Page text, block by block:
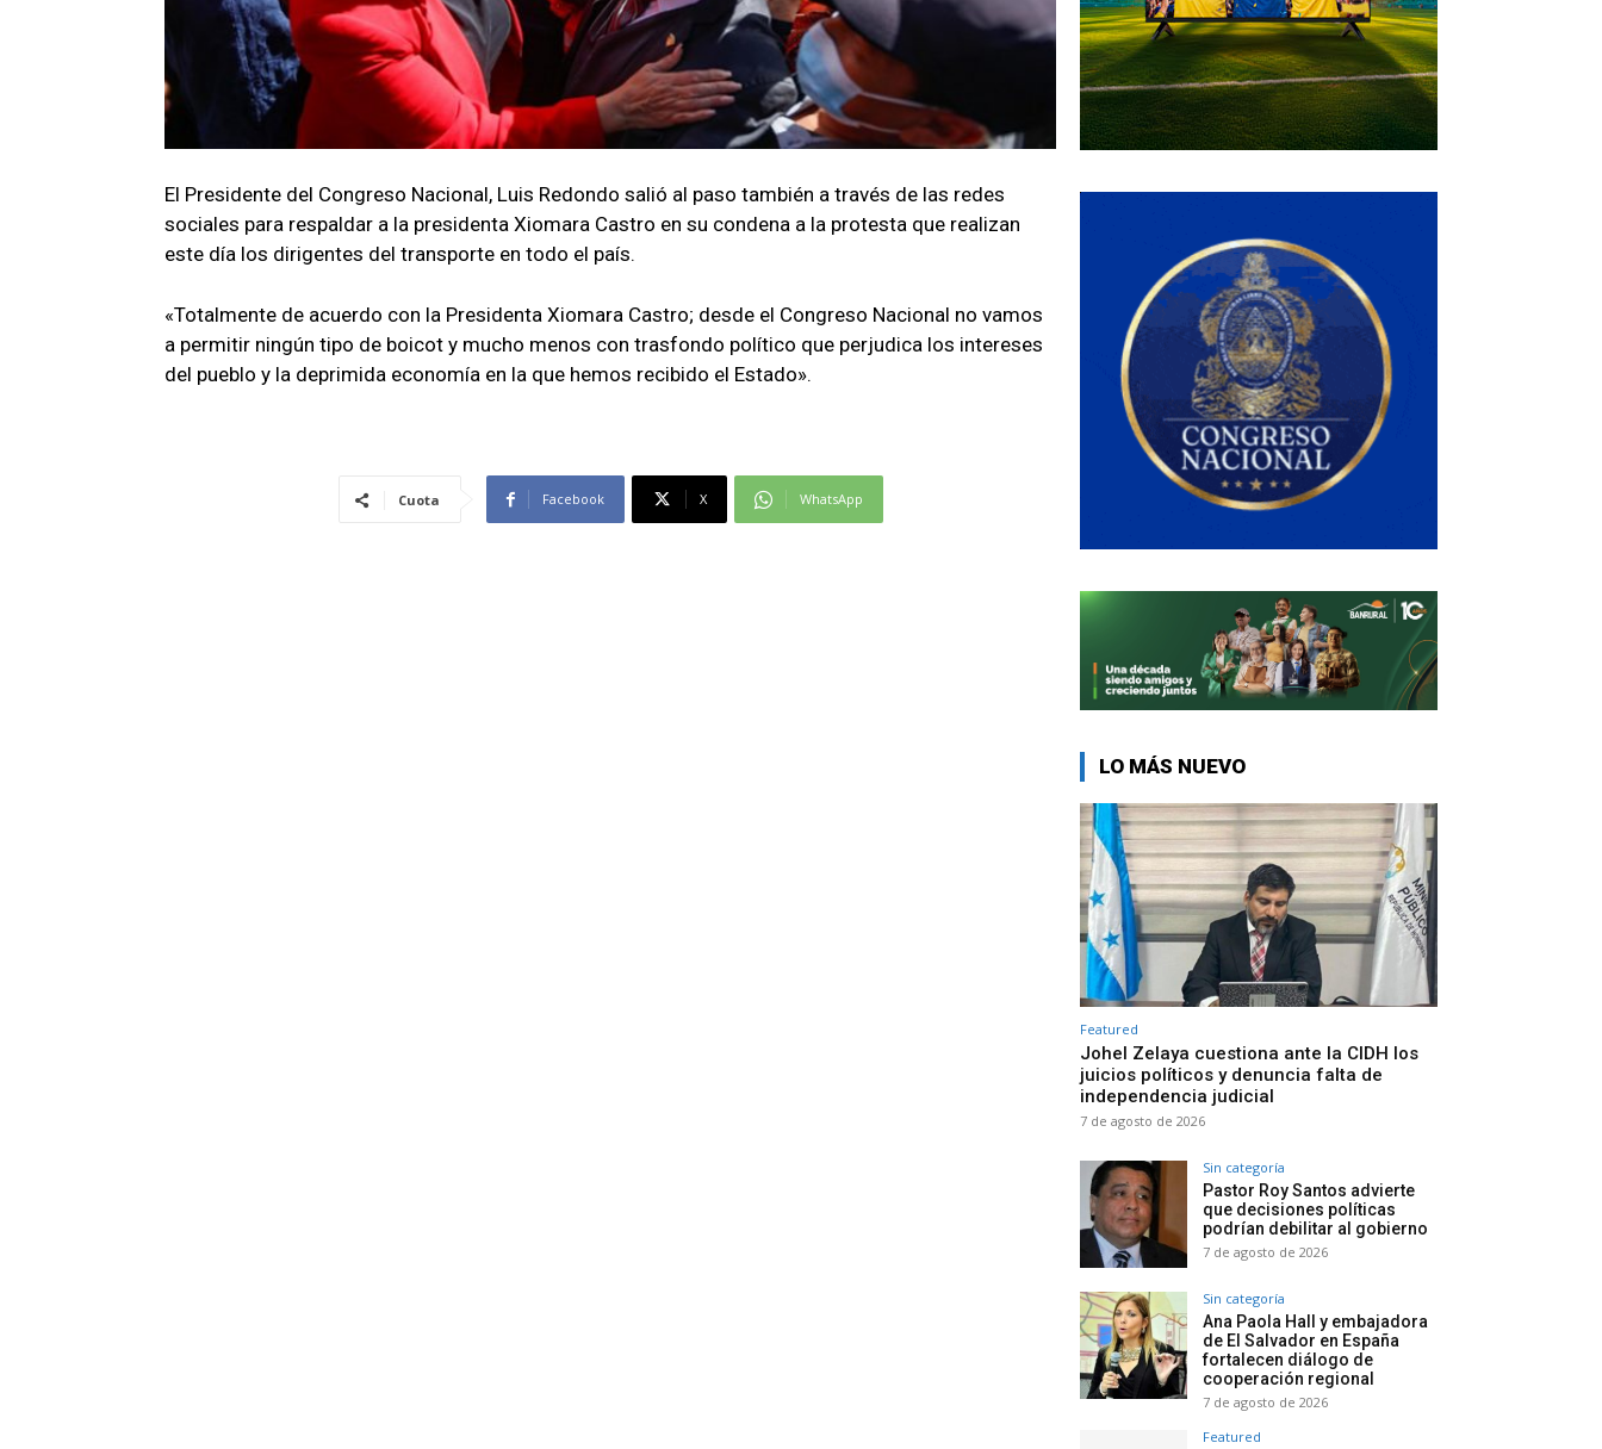
El Presidente del Congreso Nacional, Luis Redondo salió al paso también a través de las redes
sociales para respaldar a la presidenta Xiomara Castro en su condena a la protesta que realizan
este día los dirigentes del transporte en todo el país.
«Totalmente de acuerdo con la Presidenta Xiomara Castro; desde el Congreso Nacional no vamos
a permitir ningún tipo de boicot y mucho menos con trasfondo político que perjudica los intereses
del pueblo y la deprimida economía en la que hemos recibido el Estado».
Cuota Facebook X WhatsApp
LO MÁS NUEVO
Featured
Johel Zelaya cuestiona ante la CIDH los
juicios políticos y denuncia falta de
independencia judicial
7 de agosto de 2026
Sin categoría
Pastor Roy Santos advierte
que decisiones políticas
podrían debilitar al gobierno
7 de agosto de 2026
Sin categoría
Ana Paola Hall y embajadora
de El Salvador en España
fortalecen diálogo de
cooperación regional
7 de agosto de 2026
Featured